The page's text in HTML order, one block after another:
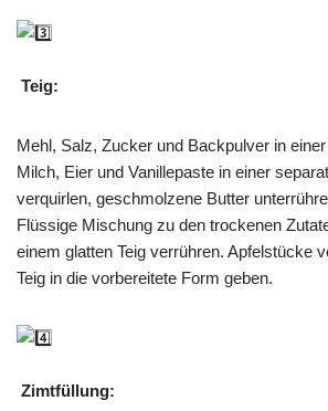
Teig:
Mehl, Salz, Zucker und Backpulver in
Milch, Eier und Vanillepaste in einer
verquirlen, geschmolzene Butter
Flüssige Mischung zu den trockenen
einem glatten Teig verrühren. Apfelstücke
Teig in die vorbereitete Form geben.
Zimtfüllung: